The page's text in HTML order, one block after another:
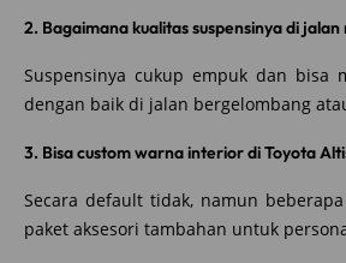
2. Bagaimana kualitas suspensinya di jalan
Suspensinya cukup empuk dan bisa
dengan baik di jalan bergelombang
3. Bisa custom warna interior di Toyota
Secara default tidak, namun
paket aksesori tambahan untuk